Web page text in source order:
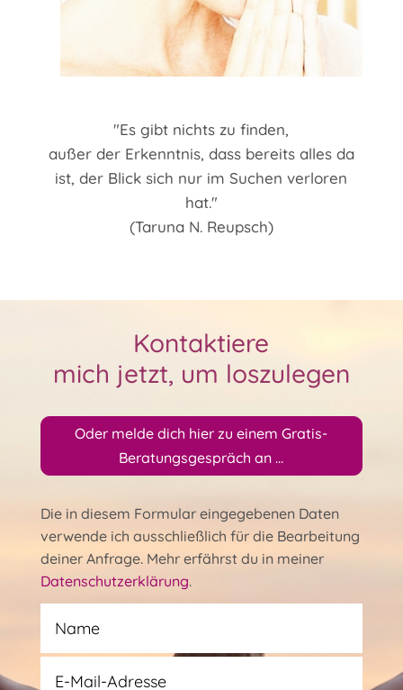
"Es gibt nichts zu finden,
außer der Erkenntnis, dass bereits alles da
ist, der Blick sich nur im Suchen verloren
hat."
(Taruna N. Reupsch)
Kontaktiere
mich jetzt, um loszulegen
Oder melde dich hier zu einem Gratis-
Beratungsgespräch an ...
Die in diesem Formular eingegebenen Daten
verwende ich ausschließlich für die Bearbeitung
deiner Anfrage. Mehr erfährst du in meiner
Datenschutzerklärung.